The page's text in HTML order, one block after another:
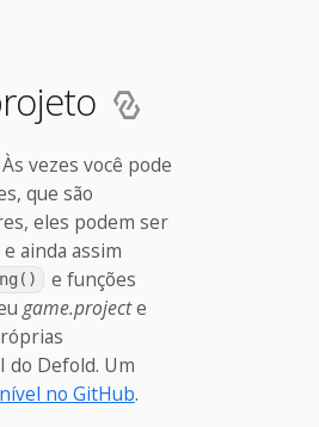
vezes você pode
que são
eles podem ser
e ainda assim
e funções
game.projecte
do Defold. Um
no GitHub.